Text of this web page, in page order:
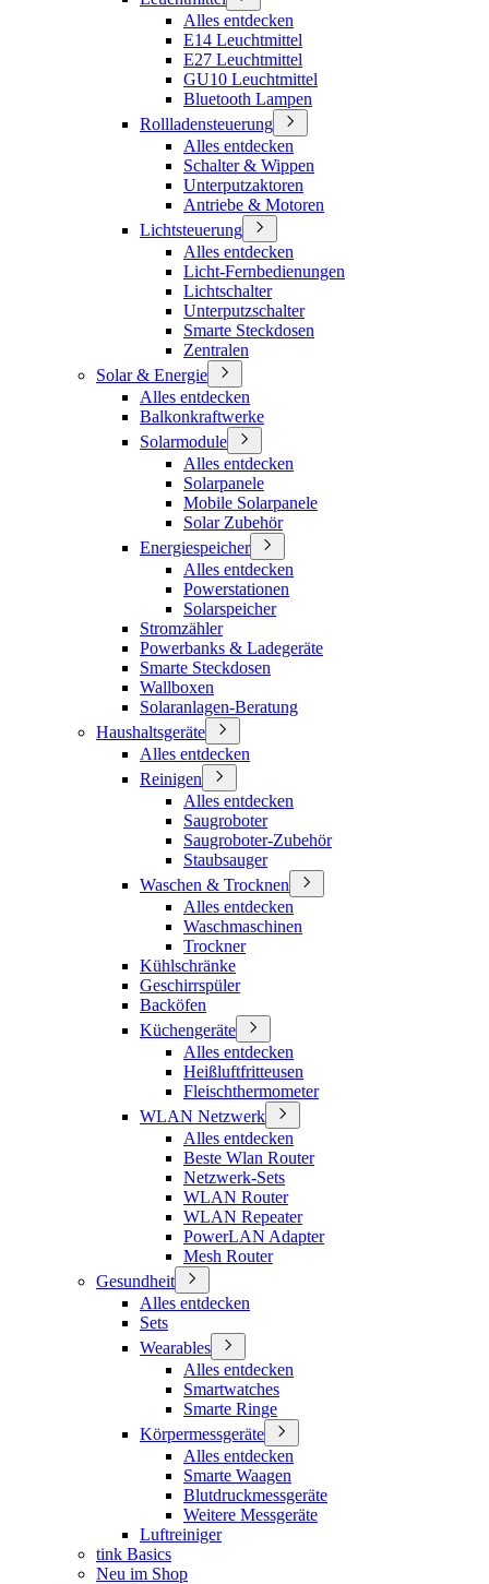
Alles entdecken
E14 Leuchtmittel
E27 Leuchtmittel
GU10 Leuchtmittel
Bluetooth Lampen
Rollladensteuerung
Alles entdecken
Schalter & Wippen
Unterputzaktoren
Antriebe & Motoren
Lichtsteuerung
Alles entdecken
Licht-Fernbedienungen
Lichtschalter
Unterputzschalter
Smarte Steckdosen
Zentralen
Solar & Energie
Alles entdecken
Balkonkraftwerke
Solarmodule
Alles entdecken
Solarpanele
Mobile Solarpanele
Solar Zubehör
Energiespeicher
Alles entdecken
Powerstationen
Solarspeicher
Stromzähler
Powerbanks & Ladegeräte
Smarte Steckdosen
Wallboxen
Solaranlagen-Beratung
Haushaltsgeräte
Alles entdecken
Reinigen
Alles entdecken
Saugroboter
Saugroboter-Zubehör
Staubsauger
Waschen & Trocknen
Alles entdecken
Waschmaschinen
Trockner
Kühlschränke
Geschirrspüler
Backöfen
Küchengeräte
Alles entdecken
Heißluftfritteusen
Fleischthermometer
WLAN Netzwerk
Alles entdecken
Beste Wlan Router
Netzwerk-Sets
WLAN Router
WLAN Repeater
PowerLAN Adapter
Mesh Router
Gesundheit
Alles entdecken
Sets
Wearables
Alles entdecken
Smartwatches
Smarte Ringe
Körpermessgeräte
Alles entdecken
Smarte Waagen
Blutdruckmessgeräte
Weitere Messgeräte
Luftreiniger
tink Basics
Neu im Shop